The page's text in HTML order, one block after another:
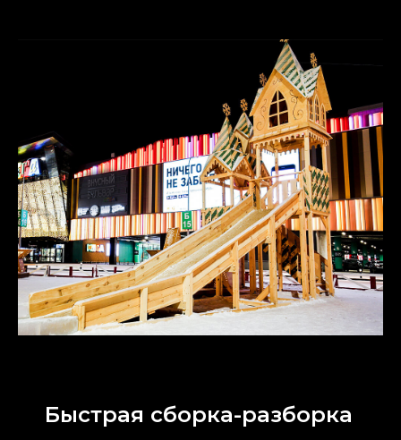
Быстрая сборка-разборка